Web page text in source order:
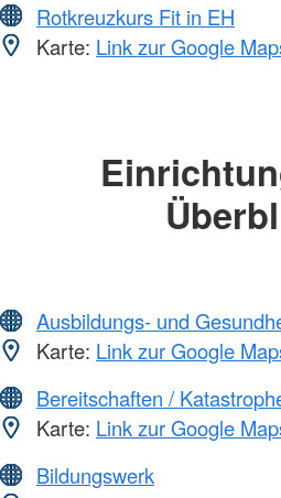
Rotkreuzkurs Fit in EH
Karte: Link zur Google
Ausbildungs- und
Karte: Link zur Google
Bereitschaften /
Karte: Link zur Google
Bildungswerk